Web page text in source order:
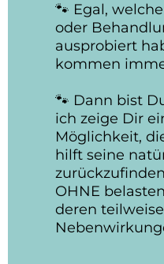
🐾 Egal,
oder
ausprobiert
kommen
🐾 Dann bist
ich zeige Dir
Möglichkeit,
hilft seine
OHNE
deren